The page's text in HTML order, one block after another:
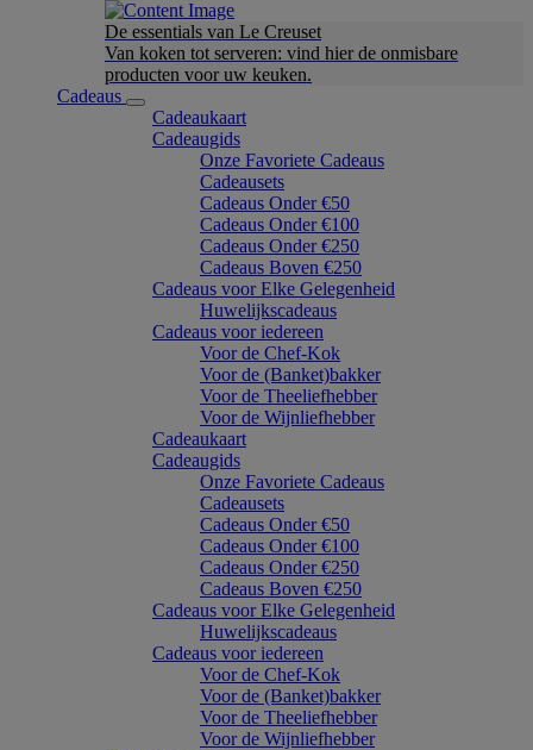
De essentials van Le Creuset
Van koken tot serveren: vind hier de onmisbare
producten voor uw keuken.
Cadeaus
Cadeaukaart
Cadeaugids
Onze Favoriete Cadeaus
Cadeausets
Cadeaus Onder €50
Cadeaus Onder €100
Cadeaus Onder €250
Cadeaus Boven €250
Cadeaus voor Elke Gelegenheid
Huwelijkscadeaus
Cadeaus voor iedereen
Voor de Chef-Kok
Voor de (Banket)bakker
Voor de Theeliefhebber
Voor de Wijnliefhebber
Cadeaukaart
Cadeaugids
Onze Favoriete Cadeaus
Cadeausets
Cadeaus Onder €50
Cadeaus Onder €100
Cadeaus Onder €250
Cadeaus Boven €250
Cadeaus voor Elke Gelegenheid
Huwelijkscadeaus
Cadeaus voor iedereen
Voor de Chef-Kok
Voor de (Banket)bakker
Voor de Theeliefhebber
Voor de Wijnliefhebber